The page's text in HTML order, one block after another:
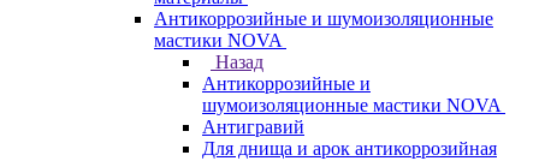
Антикоррозийные и шумоизоляционные
мастики NOVA
Назад
Антикоррозийные и
шумоизоляционные мастики NOVA
Антигравий
Для днища и арок антикоррозийная